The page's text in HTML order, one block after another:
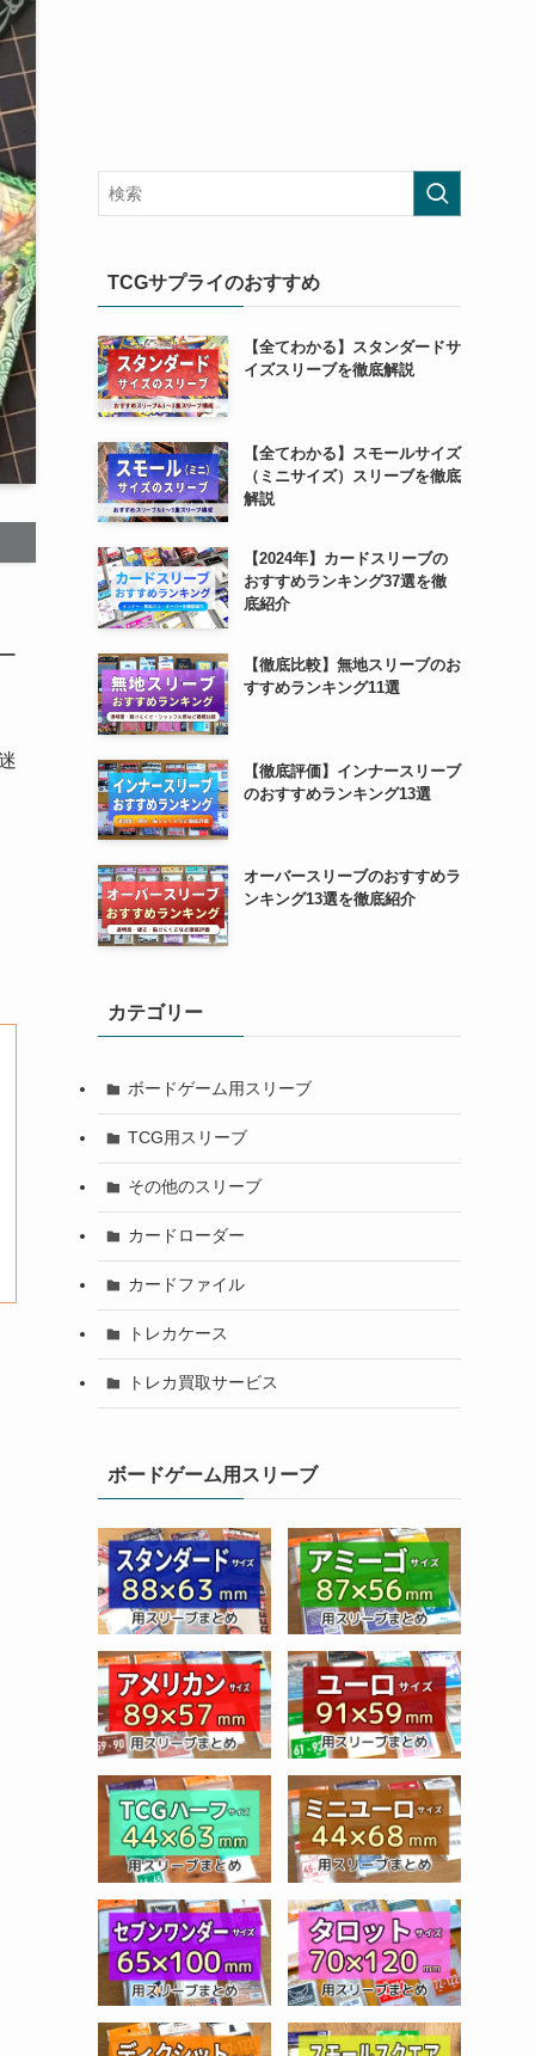
TCGサプライのおすすめ
【全てわかる】スタンダードサ
イズスリーブを徹底解説
【全てわかる】スモールサイズ
（ミニサイズ）スリーブを徹底
解説
【2024年】カードスリーブの
おすすめランキング37選を徹
底紹介
【徹底比較】無地スリーブのお
すすめランキング11選
【徹底評価】インナースリーブ
のおすすめランキング13選
オーバースリーブのおすすめラ
ンキング13選を徹底紹介
カテゴリー
ボードゲーム用スリーブ
TCG用スリーブ
その他のスリーブ
カードローダー
カードファイル
トレカケース
トレカ買取サービス
ボードゲーム用スリーブ